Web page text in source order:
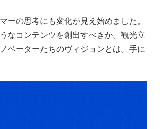
の思考にも変化が見え始めました。
なコンテンツを創出すべきか。観光立
ベーターたちのヴィジョンとは。手に